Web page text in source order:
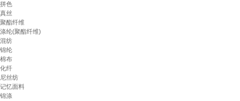
拼色
真丝
聚酯纤维
涤纶(聚酯纤维)
混纺
锦纶
棉布
化纤
尼丝纺
记忆面料
锦涤